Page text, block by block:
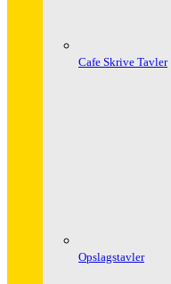
Cafe Skrive Tavler
Opslagstavler